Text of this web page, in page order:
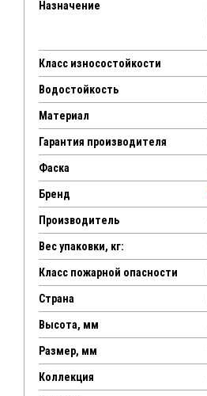
Назначение
Класс износостойкости
Водостойкость
Материал
Гарантия производителя
Фаска
Бренд
Производитель
Вес упаковки, кг:
Класс пожарной опасности
Страна
Высота, мм
Размер, мм
Коллекция